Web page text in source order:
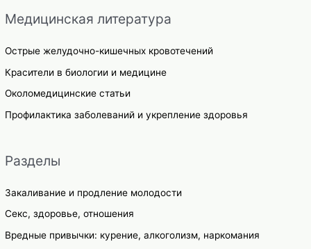
Медицинская литература
Острые желудочно-кишечных кровотечений
Красители в биологии и медицине
Околомедицинские статьи
Профилактика заболеваний и укрепление здоровья
Разделы
Закаливание и продление молодости
Секс, здоровье, отношения
Вредные привычки: курение, алкоголизм, наркомания